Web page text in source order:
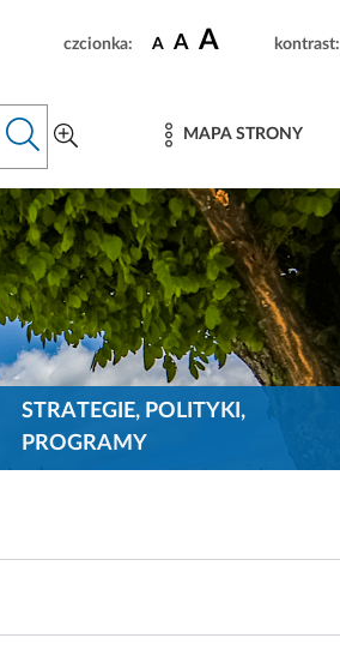
czcionka: A A A kontrast:
MAPA STRONY
STRATEGIE, POLITYKI,
PROGRAMY